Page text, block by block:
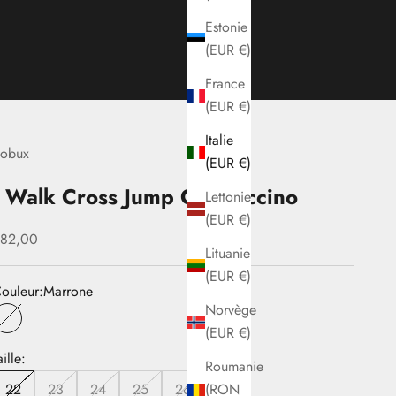
Estonie
(EUR €)
France
(EUR €)
Italie
(EUR €)
Lettonie
(EUR €)
Lituanie
(EUR €)
Norvège
(EUR €)
Roumanie
(RON
Cross Jump Cappuccino
de vente
Marrone
Marrone
22
23 24 25 26